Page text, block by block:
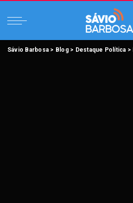
Sávio Barbosa > Blog> Destaque Política >